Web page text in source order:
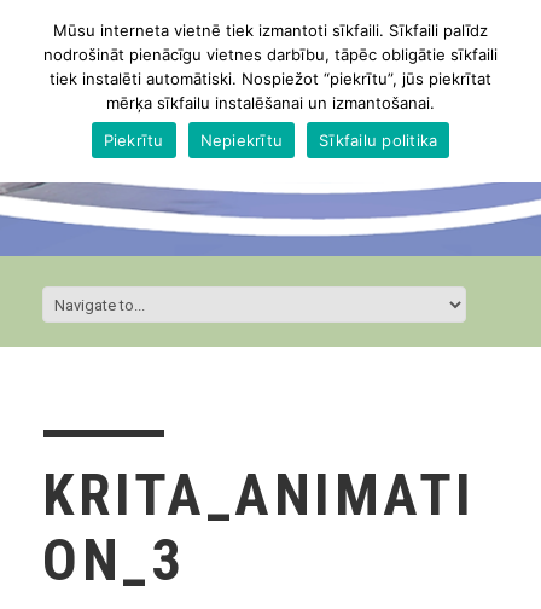
KRITA_ANIMATI
ON_3
Mūsu interneta vietnē tiek izmantoti sīkfaili. Sīkfaili palīdz
nodrošināt pienācīgu vietnes darbību, tāpēc obligātie sīkfaili
tiek instalēti automātiski. Nospiežot “piekrītu”, jūs piekrītat
mērķa sīkfailu instalēšanai un izmantošanai.
Piekrītu
Nepiekrītu Sīkfailu politika